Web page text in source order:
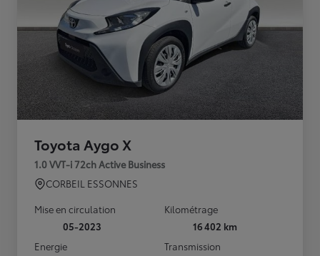
Toyota Aygo X
1.0 VVT-i 72ch Active Business
CORBEIL ESSONNES
Mise en circulation
05-2023
Kilométrage
16 402 km
Energie
Transmission